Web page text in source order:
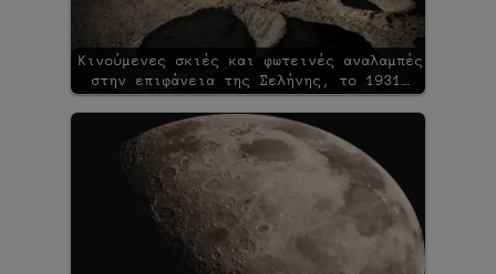
Κινούμενες σκιές και φωτεινές αναλαμπές
στην επιφάνεια της Σελήνης, το 1931…